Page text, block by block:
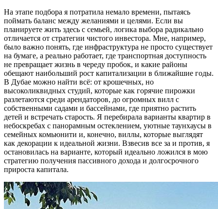
На этапе подбора я потратила немало времени, пытаясь
поймать баланс между желаниями и целями. Если вы
планируете жить здесь с семьей, логика выбора радикально
отличается от стратегии чистого инвестора. Мне, например,
было важно понять, где инфраструктура не просто существует
на бумаге, а реально работает, где транспортная доступность
не превращает жизнь в череду пробок, и какие районы
обещают наибольший рост капитализации в ближайшие годы.
В Дубае можно найти всё: от крошечных, но
высоколиквидных студий, которые как горячие пирожки
разлетаются среди арендаторов, до огромных вилл с
собственными садами и бассейнами, где приятно растить
детей и встречать старость. Я перебирала варианты квартир в
небоскребах с панорамным остеклением, уютные таунхаусы в
семейных комьюнити и, конечно, виллы, которые выглядят
как декорации к идеальной жизни. Взвесив все за и против, я
остановилась на варианте, который идеально ложился в мою
стратегию получения пассивного дохода и долгосрочного
прироста капитала.